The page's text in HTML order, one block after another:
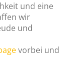
und eine
wir
und
vorbei und